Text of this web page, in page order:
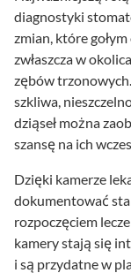
diagnostyki
zmian, które
zwłaszcza w
zębów
szkliwa,
dziąseł można
szansę na ich
Dzięki kamerze
dokumentować
rozpoczęciem
kamery stają się
i są przydatne w